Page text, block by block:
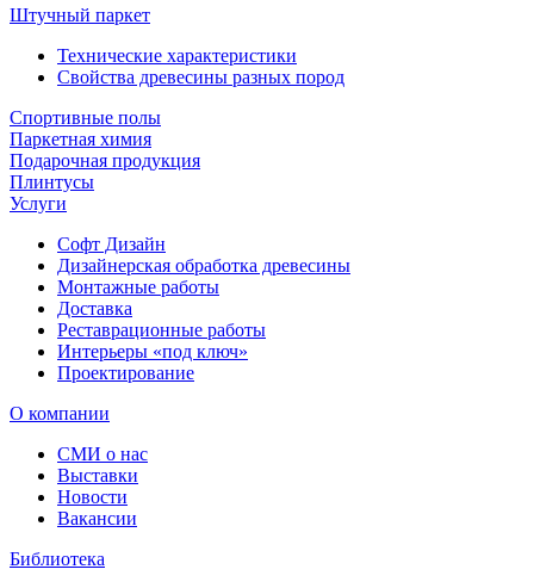
Штучный паркет
Технические характеристики
Свойства древесины разных пород
Спортивные полы
Паркетная химия
Подарочная продукция
Плинтусы
Услуги
Софт Дизайн
Дизайнерская обработка древесины
Монтажные работы
Доставка
Реставрационные работы
Интерьеры «под ключ»
Проектирование
О компании
СМИ о нас
Выставки
Новости
Вакансии
Библиотека